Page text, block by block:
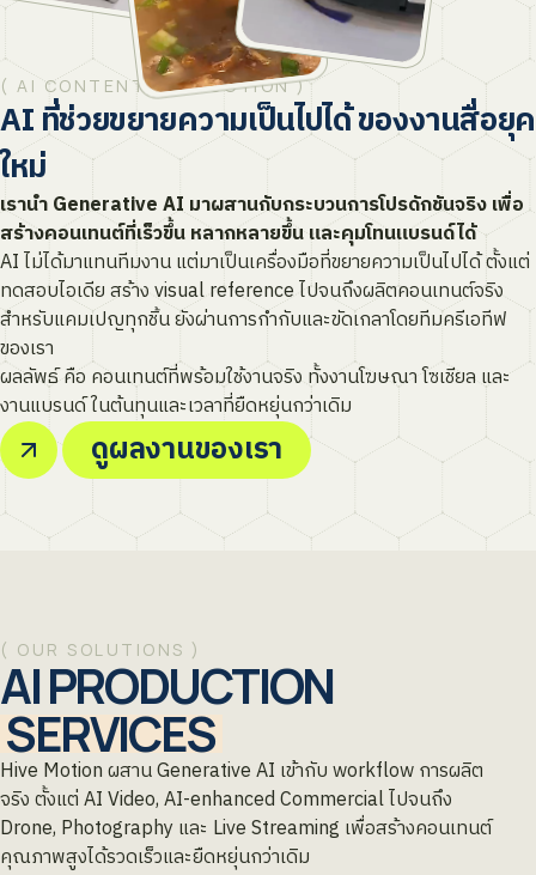
( AI CONTENT PRODUCTION )
AI ที่ช่วยขยายความเป็นไปได้ ของงานสื่อยุค
ใหม่
เรานำ Generative AI มาผสานกับกระบวนการโปรดักชันจริง เพื่อ
สร้างคอนเทนต์ที่เร็วขึ้น หลากหลายขึ้น และคุมโทนแบรนด์ได้
AI ไม่ได้มาแทนทีมงาน แต่มาเป็นเครื่องมือที่ขยายความเป็นไปได้ ตั้งแต่
ทดสอบไอเดีย สร้าง visual reference ไปจนถึงผลิตคอนเทนต์จริง
สำหรับแคมเปญทุกชิ้น ยังผ่านการกำกับและขัดเกลาโดยทีมครีเอทีฟ
ของเรา
ผลลัพธ์ คือ คอนเทนต์ที่พร้อมใช้งานจริง ทั้งงานโฆษณา โซเชียล และ
งานแบรนด์ ในต้นทุนและเวลาที่ยืดหยุ่นกว่าเดิม
ดูผลงานของเรา
( OUR SOLUTIONS )
AI PRODUCTION
SERVICES
Hive Motion ผสาน Generative AI เข้ากับ workflow การผลิต
จริง ตั้งแต่ AI Video, AI-enhanced Commercial ไปจนถึง
Drone, Photography และ Live Streaming เพื่อสร้างคอนเทนต์
คุณภาพสูงได้รวดเร็วและยืดหยุ่นกว่าเดิม